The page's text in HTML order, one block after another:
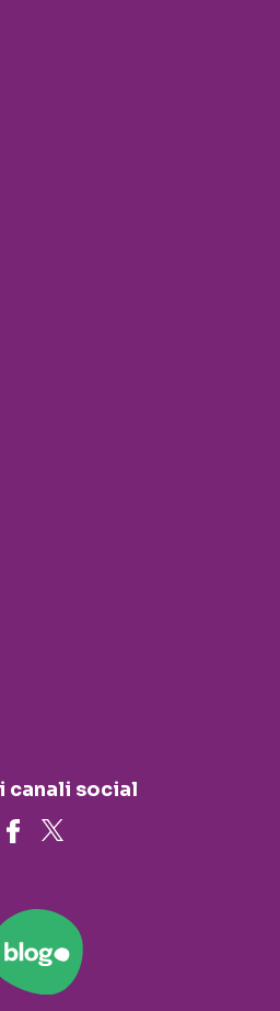
canali social